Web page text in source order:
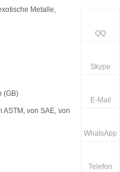
Metalle,
(GB)
von SAE, von
QQ
Skype
E-Mail
WhatsApp
Telefon